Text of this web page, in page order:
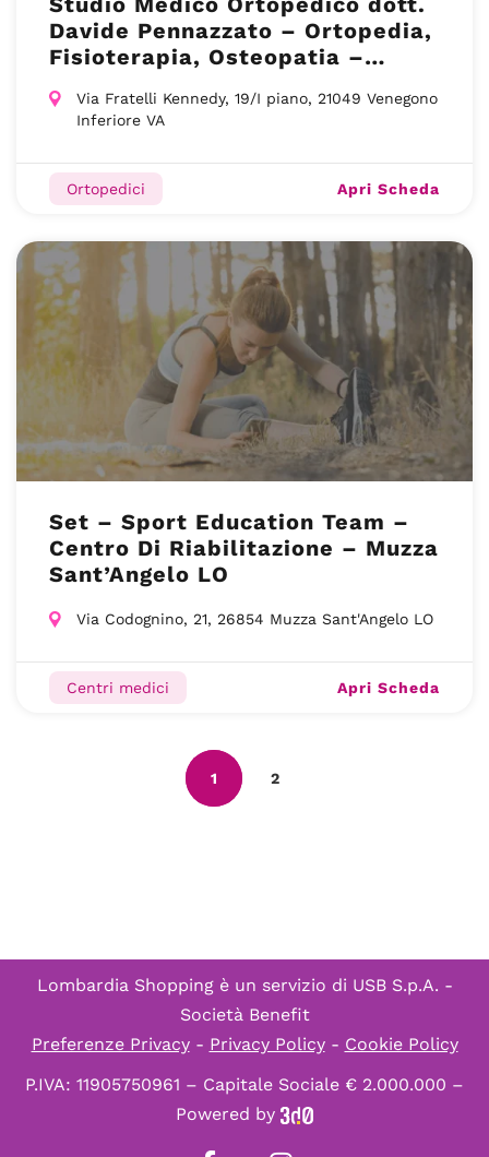
Davide Pennazzato – Ortopedia,
Fisioterapia, Osteopatia –
Via Fratelli Kennedy, 19/I piano, 21049 Venegono
Inferiore VA
Ortopedici Apri Scheda
Set – Sport Education Team –
Centro Di Riabilitazione – Muzza
Sant’Angelo LO
Via Codognino, 21, 26854 Muzza Sant'Angelo LO
Centri medici Apri Scheda
1 2
Lombardia Shopping è un servizio di USB S.p.A. -
Società Benefit
Preferenze Privacy- Privacy Policy- Cookie Policy
P.IVA: 11905750961 – Capitale Sociale € 2.000.000 –
Powered by